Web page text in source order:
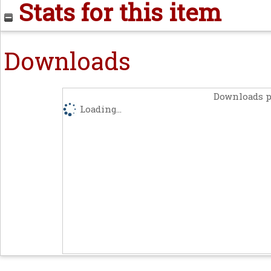
Stats for this item
Downloads
Downloads
Loading...